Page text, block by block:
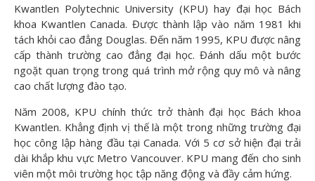
Kwantlen Polytechnic University (KPU) hay đại học Bách
khoa Kwantlen Canada. Được thành lập vào năm 1981 khi
tách khỏi cao đẳng Douglas. Đến năm 1995, KPU được nâng
cấp thành trường cao đẳng đại học. Đánh dấu một bước
ngoặt quan trọng trong quá trình mở rộng quy mô và nâng
cao chất lượng đào tạo.
Năm 2008, KPU chính thức trở thành đại học Bách khoa
Kwantlen. Khẳng định vị thế là một trong những trường đại
học công lập hàng đầu tại Canada. Với 5 cơ sở hiện đại trải
dài khắp khu vực Metro Vancouver. KPU mang đến cho sinh
viên một môi trường học tập năng động và đầy cảm hứng.